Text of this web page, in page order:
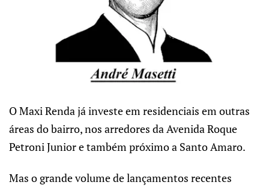
O Maxi Renda já investe em residenciais em outras
áreas do bairro, nos arredores da Avenida Roque
Petroni Junior e também próximo a Santo Amaro.
Mas o grande volume de lançamentos recentes